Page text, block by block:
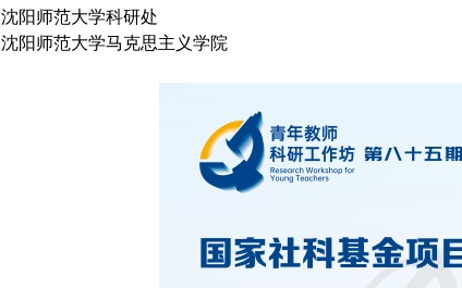
沈阳师范大学科研处
沈阳师范大学马克思主义学院